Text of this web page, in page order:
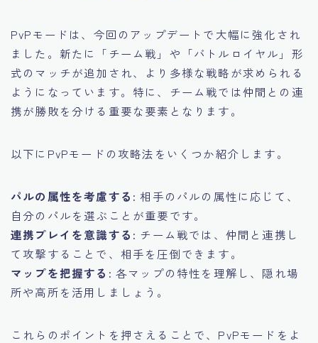
PvPモードは、今回のアップデートで大幅に強化され
ました。新たに「チーム戦」や「バトルロイヤル」形
式のマッチが追加され、より多様な戦略が求められる
ようになっています。特に、チーム戦では仲間との連
携が勝敗を分ける重要な要素となります。
以下にPvPモードの攻略法をいくつか紹介します。
パルの属性を考慮する: 相手のパルの属性に応じて、
自分のパルを選ぶことが重要です。
連携プレイを意識する: チーム戦では、仲間と連携し
て攻撃することで、相手を圧倒できます。
マップを把握する: 各マップの特性を理解し、隠れ場
所や高所を活用しましょう。
これらのポイントを押さえることで、PvPモードをよ